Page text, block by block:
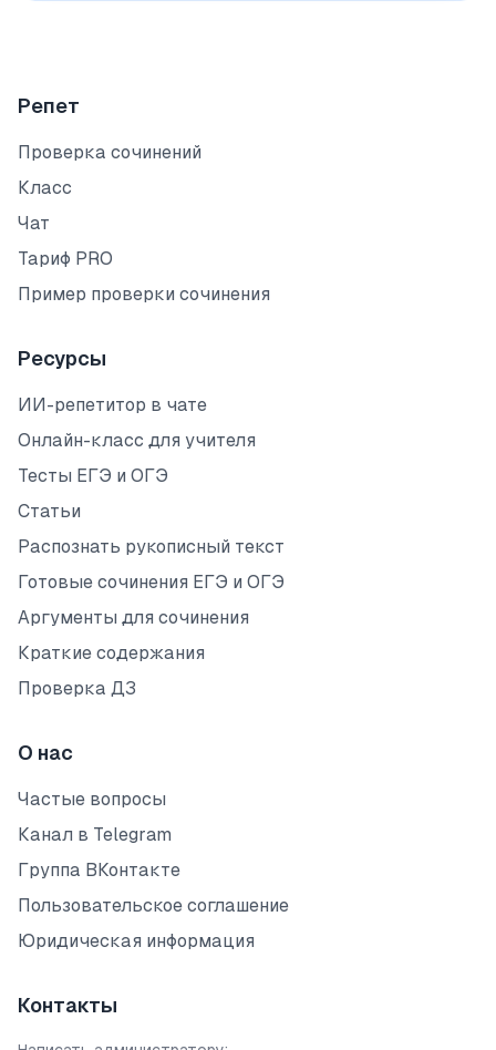
Репет
Проверка сочинений
Класс
Чат
Тариф PRO
Пример проверки сочинения
Ресурсы
ИИ-репетитор в чате
Онлайн-класс для учителя
Тесты ЕГЭ и ОГЭ
Статьи
Распознать рукописный текст
Готовые сочинения ЕГЭ и ОГЭ
Аргументы для сочинения
Краткие содержания
Проверка ДЗ
О нас
Частые вопросы
Канал в Telegram
Группа ВКонтакте
Пользовательское соглашение
Юридическая информация
Контакты